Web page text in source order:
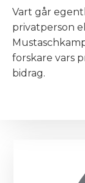
HIT
DIN
Vart går
privatperson
forskare vars
bidrag.